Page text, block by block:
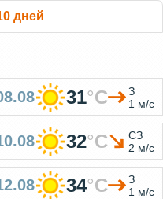
дней
31°C
З
1 м/с
32°C
СЗ
2 м/с
34°C
З
1 м/с